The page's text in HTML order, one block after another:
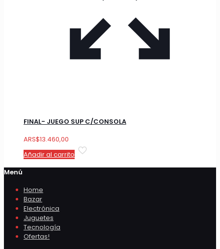
FINAL- JUEGO SUP C/CONSOLA
ARS$13.460,00
Añadir al carrito
Menú
Home
Bazar
Electrónica
Juguetes
Tecnología
Ofertas!